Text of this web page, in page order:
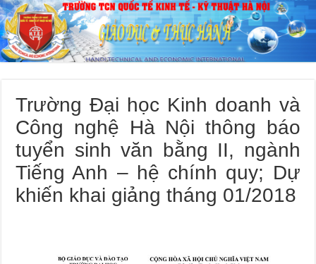
Trường Đại học Kinh doanh và
Công nghệ Hà Nội thông báo
tuyển sinh văn bằng II, ngành
Tiếng Anh – hệ chính quy; Dự
khiến khai giảng tháng 01/2018